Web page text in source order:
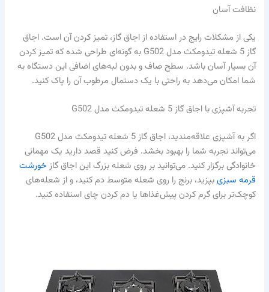
نظافت آسان
یکی از مشکلات رایج در استفاده از اجاق گاز، تمیز کردن آن است. اجاق
گاز 5 شعله تیدومکث مدل G502 به گونه‌ای طراحی شده که تمیز کردن
آن بسیار آسان باشد. سطح صاف و بدون لبه‌های اضافی این دستگاه به
شما امکان می‌دهد به راحتی با یک دستمال مرطوب آن را پاک کنید.
تجربه آشپزی با اجاق گاز 5 شعله تیدومکث مدل G502
اگر به آشپزی علاقه‌مندید، اجاق گاز 5 شعله تیدومکث مدل G502
می‌تواند تجربه شما را بهبود بخشد. فرض کنید قصد دارید یک مهمانی
خانوادگی برگزار کنید. می‌توانید بر روی شعله بزرگ این اجاق گازخورشت
قرمه سبزیبپزید، برنج را روی شعله متوسط دم کنید، و از شعله‌های
کوچک‌تر برای گرم کردن پیش‌غذاها یا دم کردن چای استفاده کنید.